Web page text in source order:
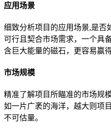
应用场景
细致分析项目的应用场景,是否
可行且契合市场需求，一个具
含巨大能量的磁石，更容易赢
市场规模
精准了解项目所瞄准的市场规
如一片广袤的海洋，越大则项
不可估量。